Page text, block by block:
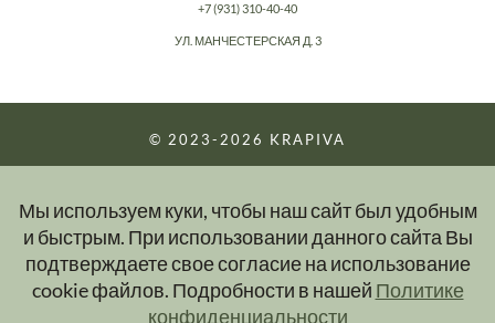
Мы используем куки, чтобы наш сайт был удобным
и быстрым. При использовании данного сайта Вы
подтверждаете свое согласие на использование
cookie файлов. Подробности в нашей Политике
конфиденциальности
+7 (931) 310-40-40
УЛ. МАНЧЕСТЕРСКАЯ Д. 3
© 2023-2026 KRAPIVA
публичной офертой.
Подробную и актуальную информацию об услугах вы можете получить при
обращении в клинику.